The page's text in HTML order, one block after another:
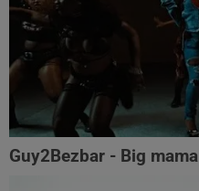
Guy2Bezbar - Big mama